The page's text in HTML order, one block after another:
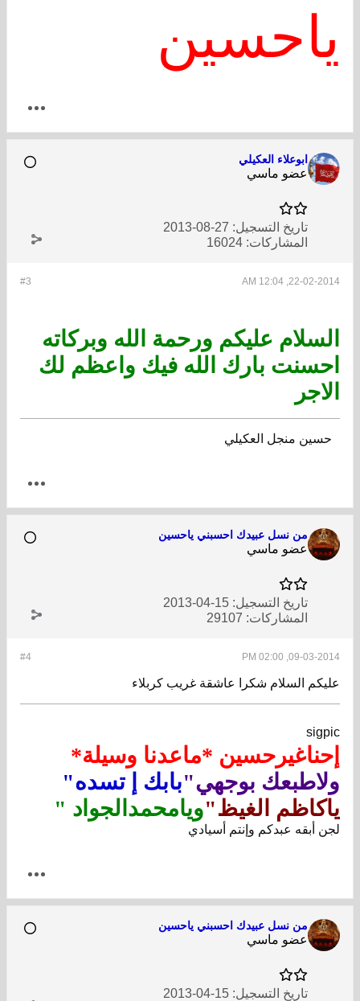
ياحسين
ابوعلاء العكيلي
عضو ماسي
تاريخ التسجيل: 27-08-2013
المشاركات: 16024
#3 22-02-2014, 12:04 AM
السلام عليكم ورحمة الله وبركاته
احسنت بارك الله فيك واعظم لك
الاجر
حسين منجل العكيلي
من نسل عبيدك احسبني ياحسين
عضو ماسي
تاريخ التسجيل: 15-04-2013
المشاركات: 29107
#4 09-03-2014, 02:00 PM
عليكم السلام شكرا عاشقة غريب كربلاء
sigpic
إحناغيرحسين *ماعدنا وسيلة*
ولاطبعك بوجهي"بابك إ تسده"
ياكاظم الغيظ"ويامحمدالجواد "
لجن أبقه عبدكم وإنتم أسيادي
من نسل عبيدك احسبني ياحسين
عضو ماسي
تاريخ التسجيل: 15-04-2013